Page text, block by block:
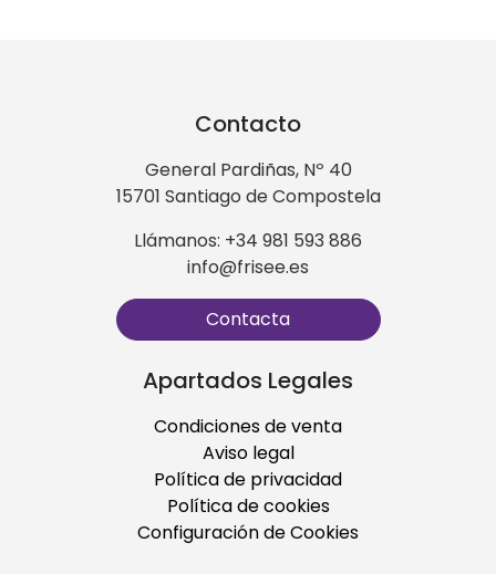
Contacto
General Pardiñas, Nº 40
15701 Santiago de Compostela
Llámanos: +34 981 593 886
info@frisee.es
Contacta
Apartados Legales
Condiciones de venta
Aviso legal
Política de privacidad
Política de cookies
Configuración de Cookies